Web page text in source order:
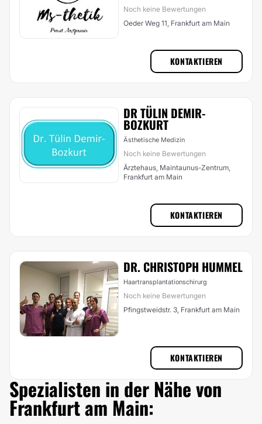
Noch keine Bewertungen
Oeder Weg 11, Frankfurt am Main
KONTAKTIEREN
DR TÜLIN DEMIR-
BOZKURT
Ästhetische Medizin
Noch keine Bewertungen
Ärztehaus, Maintaunus-Zentrum,
Frankfurt am Main
KONTAKTIEREN
DR. CHRISTOPH HUMMEL
Haartransplantationschirurg
Noch keine Bewertungen
Pfingstweidstr. 3, Frankfurt am Main
KONTAKTIEREN
Spezialisten in der Nähe von
Frankfurt am Main: